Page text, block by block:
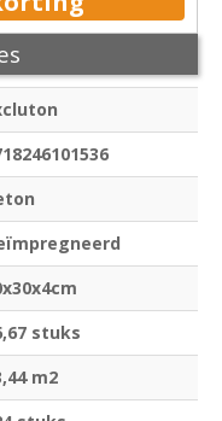
stuks
m2